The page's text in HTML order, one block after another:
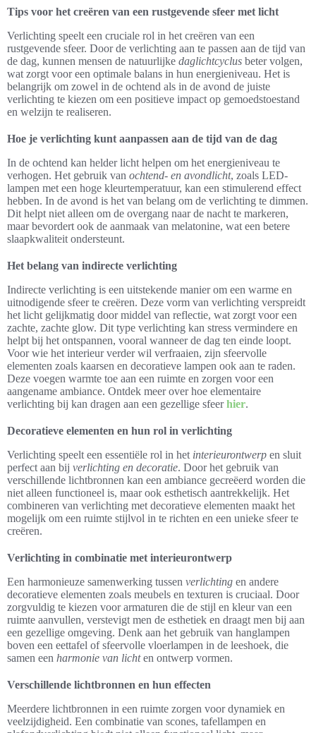
Tips voor het creëren van een rustgevende sfeer met licht
Verlichting speelt een cruciale rol in het creëren van een
rustgevende sfeer. Door de verlichting aan te passen aan de tijd van
de dag, kunnen mensen de natuurlijke daglichtcyclus beter volgen,
wat zorgt voor een optimale balans in hun energieniveau. Het is
belangrijk om zowel in de ochtend als in de avond de juiste
verlichting te kiezen om een positieve impact op gemoedstoestand
en welzijn te realiseren.
Hoe je verlichting kunt aanpassen aan de tijd van de dag
In de ochtend kan helder licht helpen om het energieniveau te
verhogen. Het gebruik van ochtend- en avondlicht, zoals LED-
lampen met een hoge kleurtemperatuur, kan een stimulerend effect
hebben. In de avond is het van belang om de verlichting te dimmen.
Dit helpt niet alleen om de overgang naar de nacht te markeren,
maar bevordert ook de aanmaak van melatonine, wat een betere
slaapkwaliteit ondersteunt.
Het belang van indirecte verlichting
Indirecte verlichting is een uitstekende manier om een warme en
uitnodigende sfeer te creëren. Deze vorm van verlichting verspreidt
het licht gelijkmatig door middel van reflectie, wat zorgt voor een
zachte, zachte glow. Dit type verlichting kan stress vermindere en
helpt bij het ontspannen, vooral wanneer de dag ten einde loopt.
Voor wie het interieur verder wil verfraaien, zijn sfeervolle
elementen zoals kaarsen en decoratieve lampen ook aan te raden.
Deze voegen warmte toe aan een ruimte en zorgen voor een
aangename ambiance. Ontdek meer over hoe elementaire
verlichting bij kan dragen aan een gezellige sfeerhier.
Decoratieve elementen en hun rol in verlichting
Verlichting speelt een essentiële rol in het interieurontwerp en sluit
perfect aan bij verlichting en decoratie. Door het gebruik van
verschillende lichtbronnen kan een ambiance gecreëerd worden die
niet alleen functioneel is, maar ook esthetisch aantrekkelijk. Het
combineren van verlichting met decoratieve elementen maakt het
mogelijk om een ruimte stijlvol in te richten en een unieke sfeer te
creëren.
Verlichting in combinatie met interieurontwerp
Een harmonieuze samenwerking tussen verlichting en andere
decoratieve elementen zoals meubels en texturen is cruciaal. Door
zorgvuldig te kiezen voor armaturen die de stijl en kleur van een
ruimte aanvullen, verstevigt men de esthetiek en draagt men bij aan
een gezellige omgeving. Denk aan het gebruik van hanglampen
boven een eettafel of sfeervolle vloerlampen in de leeshoek, die
samen een harmonie van lichten ontwerp vormen.
Verschillende lichtbronnen en hun effecten
Meerdere lichtbronnen in een ruimte zorgen voor dynamiek en
veelzijdigheid. Een combinatie van scones, tafellampen en